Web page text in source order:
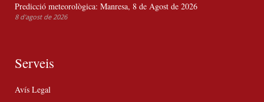
Predicció meteorològica: Manresa, 8 de Agost de 2026
8 d'agost de 2026
Serveis
Avís Legal